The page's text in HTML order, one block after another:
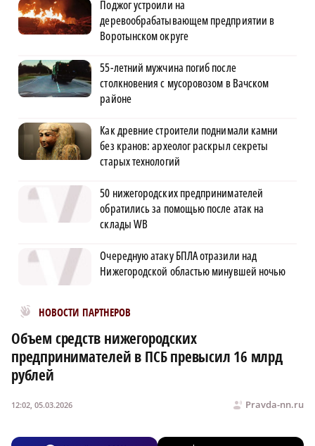
Поджог устроили на
деревообрабатывающем предприятии в
Воротынском округе
55-летний мужчина погиб после
столкновения с мусоровозом в Вачском
районе
Как древние строители поднимали камни
без кранов: археолог раскрыл секреты
старых технологий
50 нижегородских предпринимателей
обратились за помощью после атак на
склады WB
Очередную атаку БПЛА отразили над
Нижегородской областью минувшей ночью
НОВОСТИ ПАРТНЕРОВ
Новости МирТесен
Объем средств нижегородских
предпринимателей в ПСБ превысил 16 млрд
рублей
Pravda-nn.ru
12:02, 05.03.2026